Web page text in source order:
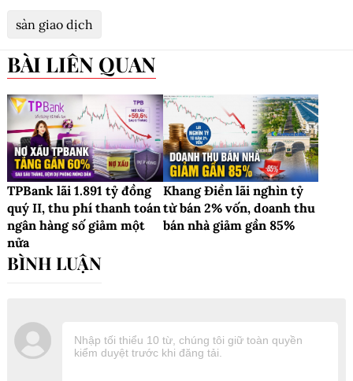
sàn giao dịch
BÀI LIÊN QUAN
TPBank lãi 1.891 tỷ đồng
quý II, thu phí thanh toán
ngân hàng số giảm một
nửa
Khang Điền lãi nghìn tỷ
từ bán 2% vốn, doanh thu
bán nhà giảm gần 85%